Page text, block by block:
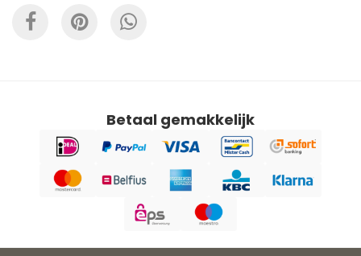
Betaal gemakkelijk